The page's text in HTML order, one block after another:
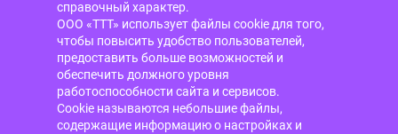
справочный характер.
ООО «ТТТ» использует файлы cookie для того,
чтобы повысить удобство пользователей,
предоставить больше возможностей и
обеспечить должного уровня
работоспособности сайта и сервисов.
Cookie называются небольшие файлы,
содержащие информацию о настройках и